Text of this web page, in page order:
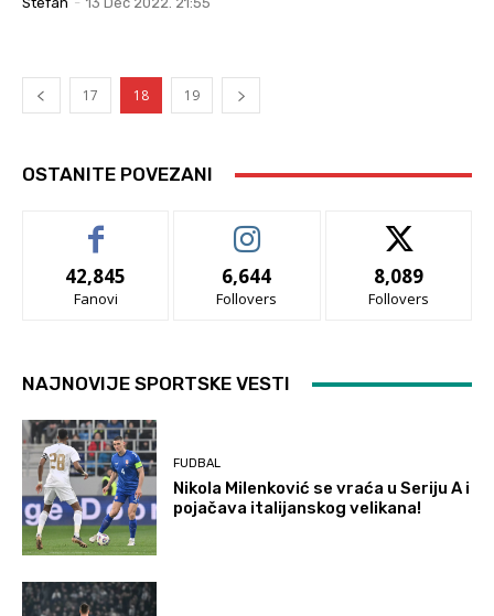
17 18 19
OSTANITE POVEZANI
42,845
Fanovi
6,644
Follovers
8,089
Follovers
NAJNOVIJE SPORTSKE VESTI
FUDBAL
Nikola Milenković se vraća u Seriju A i
pojačava italijanskog velikana!